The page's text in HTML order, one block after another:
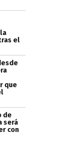
el
que
de
será
con